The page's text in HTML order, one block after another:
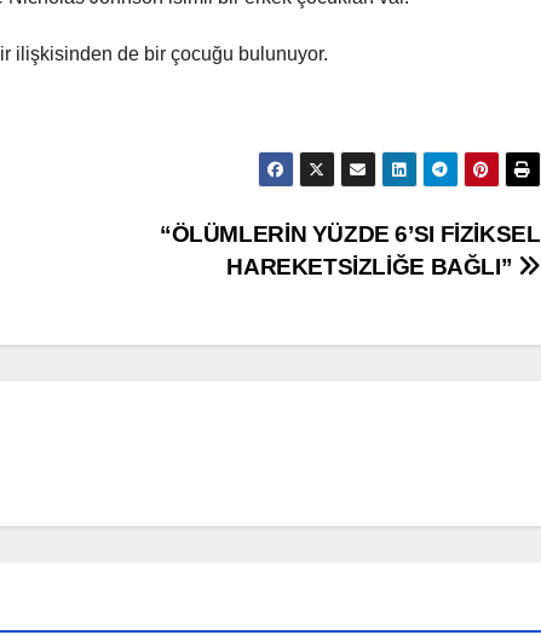
ilişkisinden de bir çocuğu bulunuyor.
“ÖLÜMLERİN YÜZDE 6’SI FİZİKSEL
HAREKETSİZLİĞE BAĞLI”